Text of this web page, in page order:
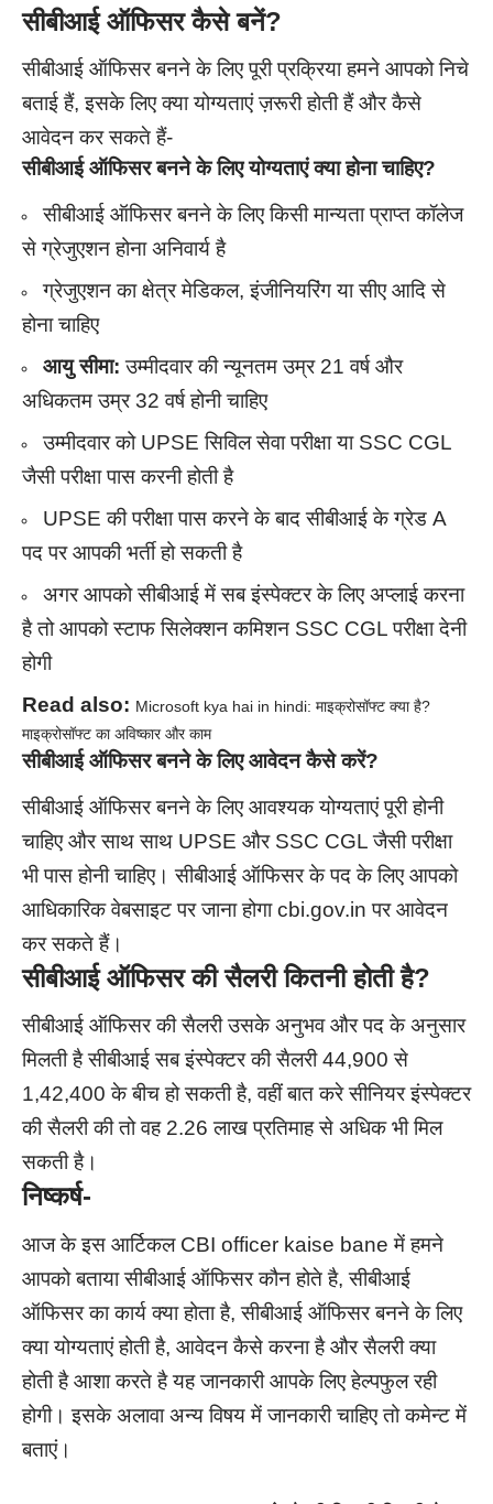
सीबीआई ऑफिसर कैसे बनें?
सीबीआई ऑफिसर बनने के लिए पूरी प्रक्रिया हमने आपको निचे
बताई हैं, इसके लिए क्या योग्यताएं ज़रूरी होती हैं और कैसे
आवेदन कर सकते हैं-
सीबीआई ऑफिसर बनने के लिए योग्यताएं क्या होना चाहिए?
सीबीआई ऑफिसर बनने के लिए किसी मान्यता प्राप्त कॉलेज
से ग्रेजुएशन होना अनिवार्य है
ग्रेजुएशन का क्षेत्र मेडिकल, इंजीनियरिंग या सीए आदि से
होना चाहिए
आयु सीमा: उम्मीदवार की न्यूनतम उम्र 21 वर्ष और
अधिकतम उम्र 32 वर्ष होनी चाहिए
उम्मीदवार को UPSE सिविल सेवा परीक्षा या SSC CGL
जैसी परीक्षा पास करनी होती है
UPSE की परीक्षा पास करने के बाद सीबीआई के ग्रेड A
पद पर आपकी भर्ती हो सकती है
अगर आपको सीबीआई में सब इंस्पेक्टर के लिए अप्लाई करना
है तो आपको स्टाफ सिलेक्शन कमिशन SSC CGL परीक्षा देनी
होगी
Read also: Microsoft kya hai in hindi: माइक्रोसॉफ्ट क्या है?
माइक्रोसॉफ्ट का अविष्कार और काम
सीबीआई ऑफिसर बनने के लिए आवेदन कैसे करें?
सीबीआई ऑफिसर बनने के लिए आवश्यक योग्यताएं पूरी होनी
चाहिए और साथ साथ UPSE और SSC CGL जैसी परीक्षा
भी पास होनी चाहिए। सीबीआई ऑफिसर के पद के लिए आपको
आधिकारिक वेबसाइट पर जाना होगा cbi.gov.in पर आवेदन
कर सकते हैं।
सीबीआई ऑफिसर की सैलरी कितनी होती है?
सीबीआई ऑफिसर की सैलरी उसके अनुभव और पद के अनुसार
मिलती है सीबीआई सब इंस्पेक्टर की सैलरी 44,900 से
1,42,400 के बीच हो सकती है, वहीं बात करे सीनियर इंस्पेक्टर
की सैलरी की तो वह 2.26 लाख प्रतिमाह से अधिक भी मिल
सकती है।
निष्कर्ष-
आज के इस आर्टिकल CBI officer kaise bane में हमने
आपको बताया सीबीआई ऑफिसर कौन होते है, सीबीआई
ऑफिसर का कार्य क्या होता है, सीबीआई ऑफिसर बनने के लिए
क्या योग्यताएं होती है, आवेदन कैसे करना है और सैलरी क्या
होती है आशा करते है यह जानकारी आपके लिए हेल्पफुल रही
होगी। इसके अलावा अन्य विषय में जानकारी चाहिए तो कमेन्ट में
बताएं।